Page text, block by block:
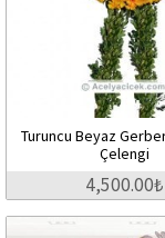
Turuncu Beyaz
Çelengi
4,500.00₺